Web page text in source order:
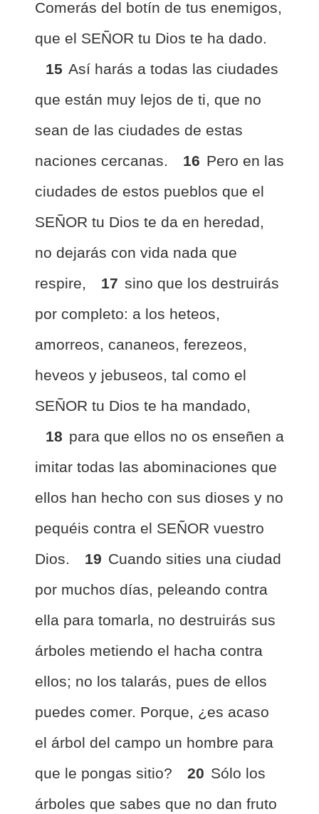
Comerás del botín de tus enemigos,
que el SEÑOR tu Dios te ha dado.
15 Así harás a todas las ciudades
que están muy lejos de ti, que no
sean de las ciudades de estas
naciones cercanas.
16 Pero en las
ciudades de estos pueblos que el
SEÑOR tu Dios te da en heredad,
no dejarás con vida nada que
respire,
17 sino que los destruirás
por completo: a los heteos,
amorreos, cananeos, ferezeos,
heveos y jebuseos, tal como el
SEÑOR tu Dios te ha mandado,
18 para que ellos no os enseñen a
imitar todas las abominaciones que
ellos han hecho con sus dioses y no
pequéis contra el SEÑOR vuestro
Dios.
19 Cuando sities una ciudad
por muchos días, peleando contra
ella para tomarla, no destruirás sus
árboles metiendo el hacha contra
ellos; no los talarás, pues de ellos
puedes comer. Porque, ¿es acaso
el árbol del campo un hombre para
que le pongas sitio?
20 Sólo los
árboles que sabes que no dan fruto